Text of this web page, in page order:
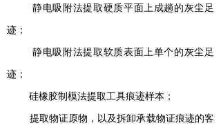
静电吸附法提取硬质平面上成趟的灰尘足
迹；
静电吸附法提取软质表面上单个的灰尘足
迹；
硅橡胶制模法提取工具痕迹样本；
提取物证原物，以及拆卸承载物证痕迹的客